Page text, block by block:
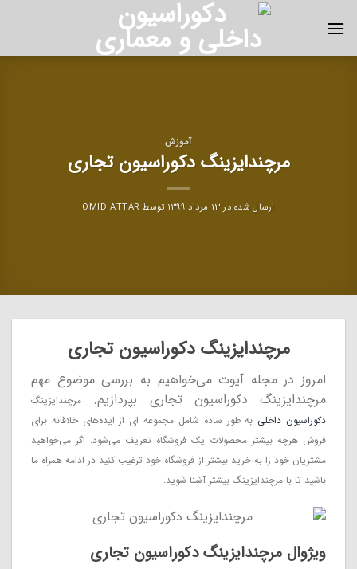
آموزش
مرچندایزینگ دکوراسیون تجاری
ارسال شده در ۱۳ مرداد ۱۳۹۹ توسط OMID ATTAR
مرچندایزینگ دکوراسیون تجاری
امروز در مجله آیوت می‌خواهیم به بررسی موضوع مهم
مرچندایزینگ دکوراسیون تجاری بپردازیم.
مرچندایزینگ
دکوراسیون داخلی به طور ساده شامل مجموعه ای از ایده‌های خلاقانه برای
فروش هرچه بیشتر محصولات یک فروشگاه تعریف می‌شود. اگر می‌خواهید
مشتریان خود را به خرید بیشتر از فروشگاه خود ترغیب کنید در ادامه همراه ما
باشید تا با مرچندایزینگ بیشتر آشنا شوید.
ویژوال مرچندایزینگ دکوراسیون تجاری